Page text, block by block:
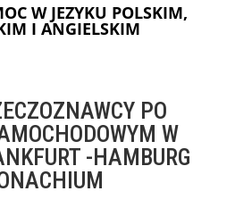
W JEZYKU POLSKIM,
I ANGIELSKIM
PO
W
-HAMBURG